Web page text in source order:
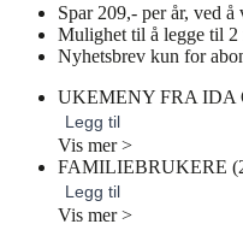
Spar 209,- per år, ved å
Mulighet til å legge til
Nyhetsbrev kun for
UKEMENY FRA IDA
Legg til
Vis mer >
FAMILIEBRUKERE
Legg til
Vis mer >